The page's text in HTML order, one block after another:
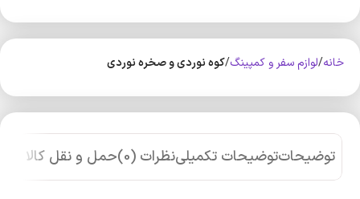
خانه لوازم سفر و کمپینگ کوه‌ نوردی و صخره نوردی
توضیحاتتوضیحات تکمیلینظرات (0) حمل و نقل کالا